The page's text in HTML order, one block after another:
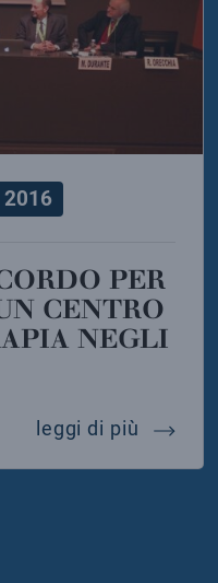
2016
CENTRO
NEGLI
leggi di più infn